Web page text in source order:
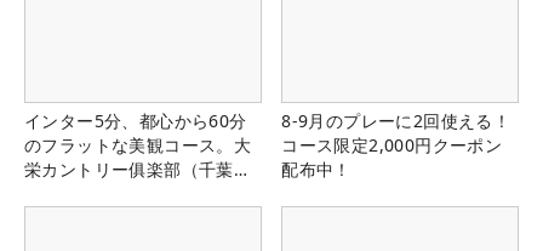
インター5分、都心から60分
のフラットな美観コース。大
栄カントリー俱楽部（千葉
8-9月のプレーに2回使える！
コース限定2,000円クーポン
配布中！